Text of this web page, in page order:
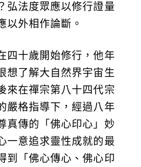
弘法度眾應以修行證量
以外相作論斷。
四十歲開始修行，他年
想了解大自然界宇宙生
來在禪宗第八十四代宗
嚴格指導下，經過八年
真傳的「佛心印心」妙
一意追求靈性成就的最
到「佛心傳心、佛心印